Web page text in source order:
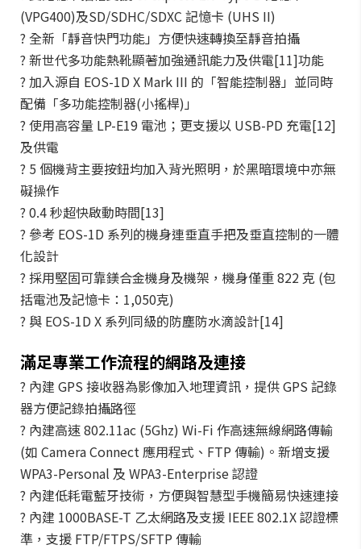
(VPG400)及SD/SDHC/SDXC 記憶卡 (UHS II)
? 全新「靜音快門功能」方便快速轉換至靜音拍攝
? 新世代多功能熱靴顯著加強通訊能力及供電[11]功能
? 加入源自 EOS-1D X Mark III 的「智能控制器」並同時
配備「多功能控制器(小搖桿)」
? 使用高容量 LP-E19 電池；更支援以 USB-PD 充電[12]
及供電
? 5 個機背主要按鈕均加入背光照明，於黑暗環境中亦無
礙操作
? 0.4 秒超快啟動時間[13]
? 參考 EOS-1D 系列的機身連垂直手把及垂直控制的一體
化設計
? 採用堅固可靠鎂合金機身及機架，機身僅重 822 克 (包
括電池及記憶卡：1,050克)
? 與 EOS-1D X 系列同級的防塵防水滴設計[14]
滿足專業工作流程的網路及連接
? 內建 GPS 接收器為影像加入地理資訊，提供 GPS 記錄
器方便記錄拍攝路徑
? 內建高速 802.11ac (5Ghz) Wi-Fi 作高速無線網路傳輸
(如 Camera Connect 應用程式、FTP 傳輸)。新增支援
WPA3-Personal 及 WPA3-Enterprise 認證
? 內建低耗電藍牙技術，方便與智慧型手機簡易快速連接
? 內建 1000BASE-T 乙太網路及支援 IEEE 802.1X 認證標
準，支援 FTP/FTPS/SFTP 傳輸